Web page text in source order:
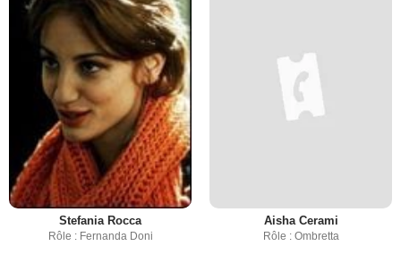
Stefania Rocca
Rôle : Fernanda Doni
Aisha Cerami
Rôle : Ombretta